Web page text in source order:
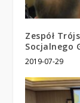
Zespół
Socjalnego
2019-07-29